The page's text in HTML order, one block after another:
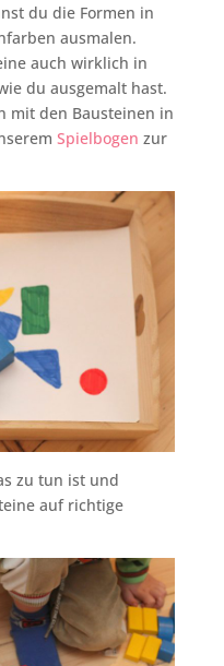
du die Formen in
ausmalen.
auch wirklich in
du ausgemalt hast.
mit den Bausteinen in
Spielbogen zur
zu tun ist und
auf richtige